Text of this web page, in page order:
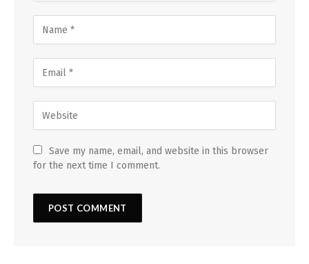
Save my name, email, and website in this browser
for the next time I comment.